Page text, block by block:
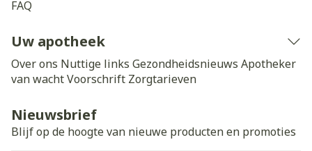
FAQ
Uw apotheek
Over ons Nuttige links Gezondheidsnieuws Apotheker
van wachtVoorschrift Zorgtarieven
Nieuwsbrief
Blijf op de hoogte van nieuwe producten en promoties